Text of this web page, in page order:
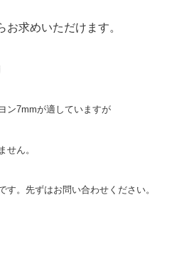
求めいただけます。
ン7mmが適していますが
せん。
す。 先ずはお問い合わせください。